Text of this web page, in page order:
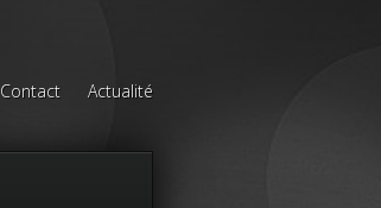
Contact Actualité